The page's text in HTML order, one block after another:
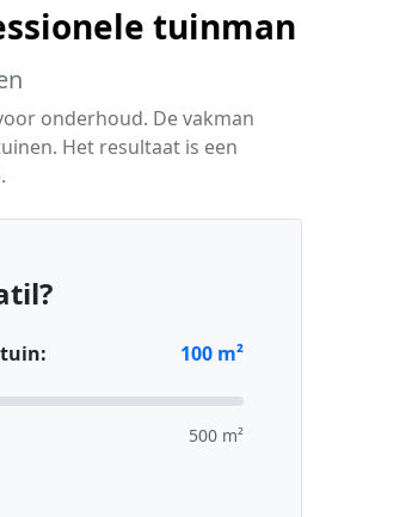
tuinman
onderhoud. De vakman
Het resultaat is een
100 m²
500 m²